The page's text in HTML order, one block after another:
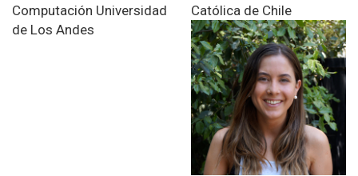
Computación Universidad
de Los Andes
Católica de Chile